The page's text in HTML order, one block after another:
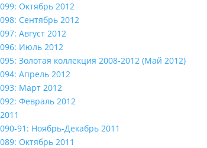
099: Октябрь 2012
098: Сентябрь 2012
097: Август 2012
096: Июль 2012
095: Золотая коллекция 2008-2012 (Май 2012)
094: Апрель 2012
093: Март 2012
092: Февраль 2012
2011
090-91: Ноябрь-Декабрь 2011
089: Октябрь 2011